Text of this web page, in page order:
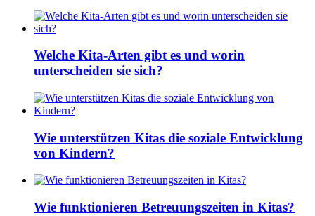
Welche Kita-Arten gibt es und worin
unterscheiden sie sich?
Wie unterstützen Kitas die soziale Entwicklung
von Kindern?
Wie funktionieren Betreuungszeiten in Kitas?